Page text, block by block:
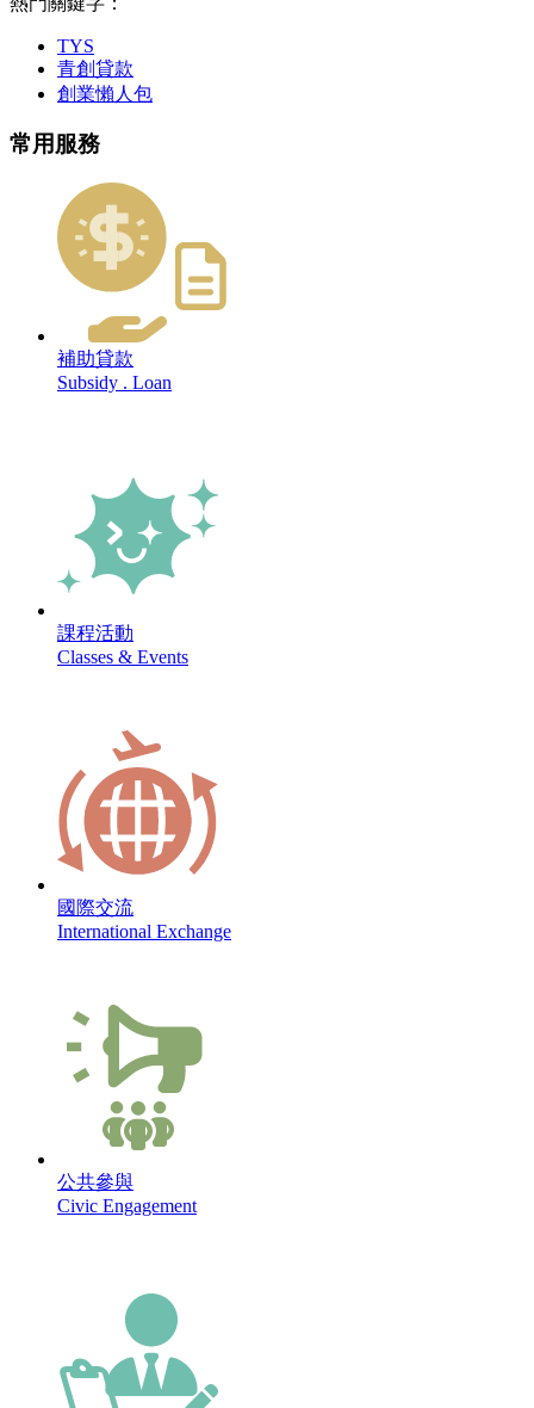
TYS
青創貸款
創業懶人包
常用服務
補助貸款
Subsidy . Loan
課程活動
Classes & Events
國際交流
International Exchange
公共參與
Civic Engagement